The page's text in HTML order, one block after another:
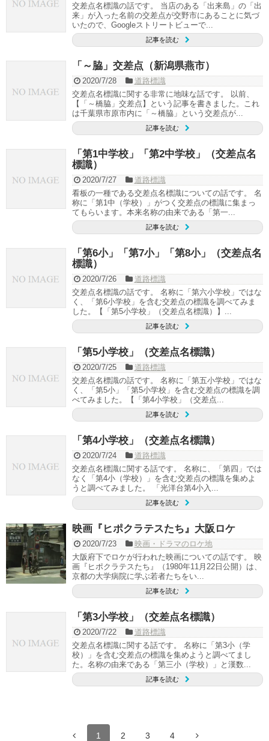
交差点名標識の話です。 当店のある「出来島」の「出
来」が入った名前の交差点が交野市にあることに気づ
いたので、Googleストリートビューで...
記事を読む
「～脇」交差点（新潟県燕市）
2020/7/28
道路標識
交差点名標識に関する非常に地味な話です。 以前、
【「～橋脇」交差点】という記事を書きました。これ
は千葉県市原市内に「～橋脇」という交差点が...
記事を読む
「第1中学校」「第2中学校」（交差点名
標識）
2020/7/27
道路標識
看板の一種である交差点名標識についての話です。 名
称に「第1中（学校）」がつく交差点の標識に集まっ
てもらいます。本来名称の由来である「第一...
記事を読む
「第6小」「第7小」「第8小」（交差点名
標識）
2020/7/26
道路標識
交差点名標識の話です。 名称に「第六小学校」ではな
く、「第6小学校」を含む交差点の標識を調べてみま
した。【「第5小学校」（交差点名標識）】...
記事を読む
「第5小学校」（交差点名標識）
2020/7/25
道路標識
交差点名標識の話です。 名称に「第五小学校」ではな
く、「第5小」「第5小学校」を含む交差点の標識を調
べてみました。【「第4小学校」（交差点...
記事を読む
「第4小学校」（交差点名標識）
2020/7/24
道路標識
交差点名標識に関する話です。 名称に、「第四」では
なく「第4小（学校）」を含む交差点の標識を集めよ
うと調べてみました。 「光洋台第4小入...
記事を読む
映画『ヒポクラテスたち』大阪ロケ
2020/7/23
映画・ドラマのロケ地
大阪府下でロケが行われた映画についての話です。 映
画『ヒポクラテスたち』（1980年11月22日公開）は、
京都の大学病院に学ぶ若者たちをい...
記事を読む
「第3小学校」（交差点名標識）
2020/7/22
道路標識
交差点名標識に関する話です。 名称に「第3小（学
校）」を含む交差点の標識を集めようと調べてまし
た。名称の由来である「第三小（学校）」と漢数...
記事を読む
1 2 3 4